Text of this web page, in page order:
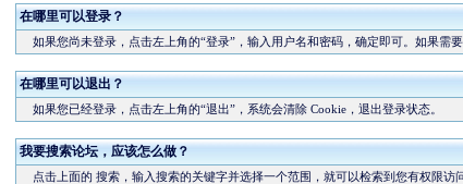
在哪里可以登录？
如果您尚未登录，点击左上角的“登录”，输入用户名和密码，确定即可。如果需
在哪里可以退出？
如果您已经登录，点击左上角的“退出”，系统会清除 Cookie，退出登录状态。
我要搜索论坛，应该怎么做？
点击上面的 搜索，输入搜索的关键字并选择一个范围，就可以检索到您有权限访